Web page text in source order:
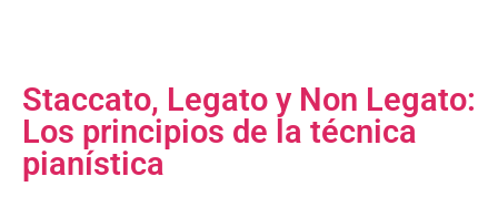
Staccato, Legato y Non Legato:
Los principios de la técnica
pianística